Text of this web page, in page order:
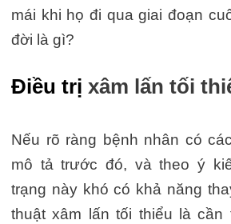
mái khi họ đi qua giai đoạn
đời là gì?
Điều trị xâm lấn tối
Nếu rõ ràng bệnh nhân có
mô tả trước đó, và theo ý
trạng này khó có khả năng
thuật xâm lấn tối thiểu là cần